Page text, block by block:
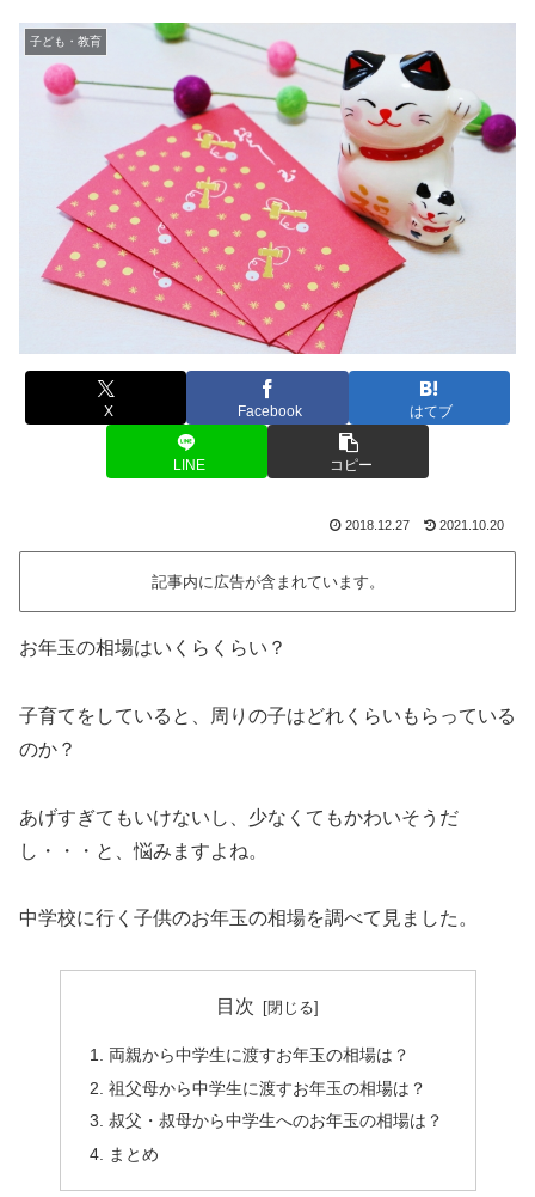
子ども・教育
X Facebook はてブ
LINE コピー
2018.12.27 2021.10.20
記事内に広告が含まれています。
お年玉の相場はいくらくらい？
子育てをしていると、周りの子はどれくらいもらっている
のか？
あげすぎてもいけないし、少なくてもかわいそうだ
し・・・と、悩みますよね。
中学校に行く子供のお年玉の相場を調べて見ました。
目次
両親から中学生に渡すお年玉の相場は？
祖父母から中学生に渡すお年玉の相場は？
叔父・叔母から中学生へのお年玉の相場は？
まとめ